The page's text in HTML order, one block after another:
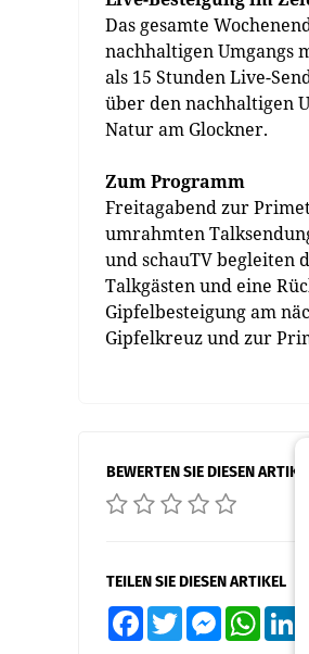
Das gesamte
nachhaltigen Umgangs
als 15 Stunden Live-
über den nachhaltigen
Natur am Glockner.
Zum Programm
Freitagabend zur
umrahmten
und schauTV begleiten
Talkgästen und eine
Gipfelbesteigung am
Gipfelkreuz und zur
BEWERTEN SIE DIESEN ARTIKEL
TEILEN SIE DIESEN ARTIKEL
FacebookTwitter MessengerWhatsApp